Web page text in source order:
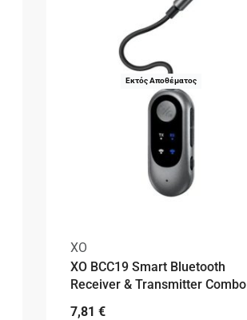
Εκτός Αποθέματος
XO
XO BCC19 Smart Bluetooth
Receiver & Transmitter Combo
7,81 €